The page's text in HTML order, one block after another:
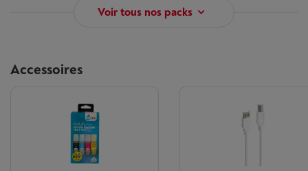
Voir tous nos packs
Accessoires